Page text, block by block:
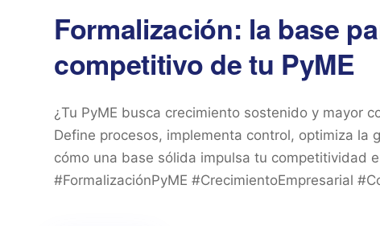
Formalización: la base
competitivo de tu PyME
¿Tu PyME busca crecimiento sostenido y mayor
Define procesos, implementa control, optimiza la
cómo una base sólida impulsa tu competitividad
#FormalizaciónPyME #CrecimientoEmpresarial